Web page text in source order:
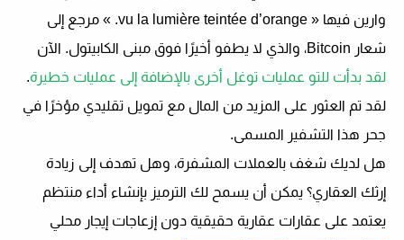
وارين فيها « vu la lumière teintée d’orange. » مرجع إلى
شعار Bitcoin، والذي لا يطفو أخيرًا فوق مبنى الكابيتول. الآن
لقد بدأت للتو عمليات توغل أخرى بالإضافة إلى عمليات خطيرة.
لقد تم العثور على المزيد من المال مع تمويل تقليدي مؤخرًا في
جحر هذا التشفير المسمى.
هل لديك شغف بالعملات المشفرة، وهل تهدف إلى زيادة
إرثك العقاري؟ يمكن أن يسمح لك الترميز بإنشاء أداء منتظم
يعتمد على عقارات عقارية حقيقية دون إزعاجات إيجار محلي